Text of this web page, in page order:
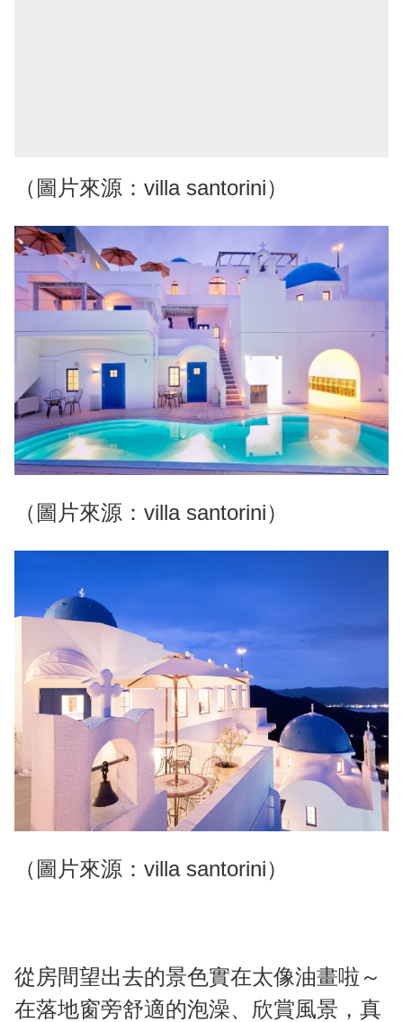
（圖片來源：villa santorini）
（圖片來源：villa santorini）
（圖片來源：villa santorini）
從房間望出去的景色實在太像油畫啦～
在落地窗旁舒適的泡澡、欣賞風景，真